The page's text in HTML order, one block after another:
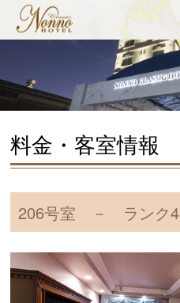
料金・客室情報
206号室 － ランク4